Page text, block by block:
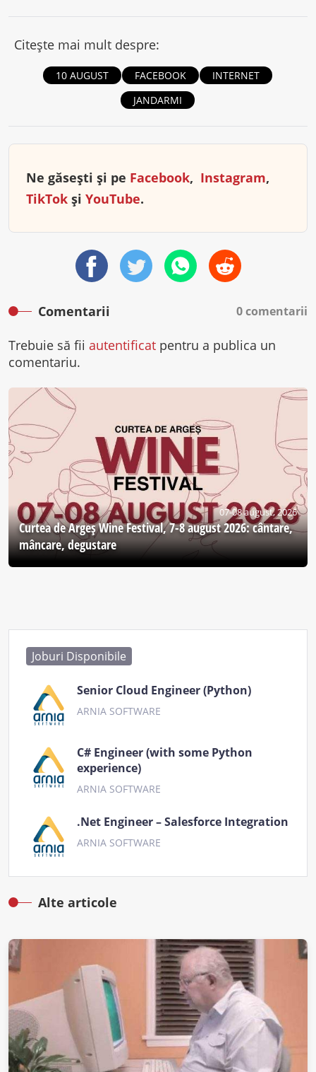
Citește mai mult despre:
10 AUGUST FACEBOOK
INTERNET
JANDARMI
Ne găsești și pe Facebook, Instagram,
TikTok și YouTube.
Comentarii 0 comentarii
Trebuie să fii autentificat pentru a publica un
comentariu.
07-08 august, 2026
Curtea de Argeş Wine Festival, 7-8 august 2026: cântare,
mâncare, degustare
Joburi Disponibile
Senior Cloud Engineer (Python)
ARNIA SOFTWARE
C# Engineer (with some Python
experience)
ARNIA SOFTWARE
.Net Engineer – Salesforce Integration
ARNIA SOFTWARE
Alte articole